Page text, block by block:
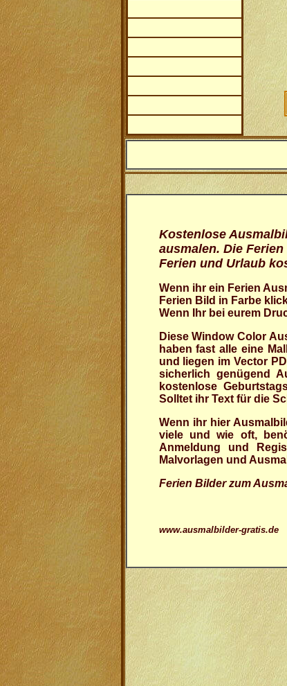
Kostenlose
ausmalen. Die
Ferien und Urlaub
Wenn ihr ein Ferien
Ferien Bild in Farbe
Wenn Ihr bei eurem
Diese Window Color
haben fast alle eine
und liegen im Vector
sicherlich genügend
kostenlose
Solltet ihr Text für die
Wenn ihr hier
viele und wie oft,
Anmeldung und
Malvorlagen und
Ferien Bilder zum
www.ausmalbilder-gratis.de